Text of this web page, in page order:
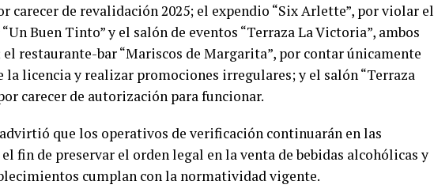
carecer de revalidación 2025; el expendio “Six Arlette”, por violar el
Buen Tinto” y el salón de eventos “Terraza La Victoria”, ambos
restaurante-bar “Mariscos de Margarita”, por contar únicamente
la licencia y realizar promociones irregulares; y el salón “Terraza
carecer de autorización para funcionar.
que los operativos de verificación continuarán en las
fin de preservar el orden legal en la venta de bebidas alcohólicas y
cumplan con la normatividad vigente.